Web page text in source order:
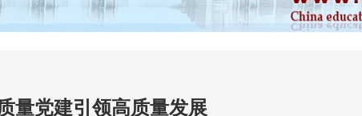
量党建引领高质量发展